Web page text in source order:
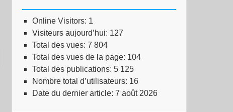
Online Visitors: 1
Visiteurs aujourd’hui: 127
Total des vues: 7 804
Total des vues de la page: 104
Total des publications: 5 125
Nombre total d’utilisateurs: 16
Date du dernier article: 7 août 2026